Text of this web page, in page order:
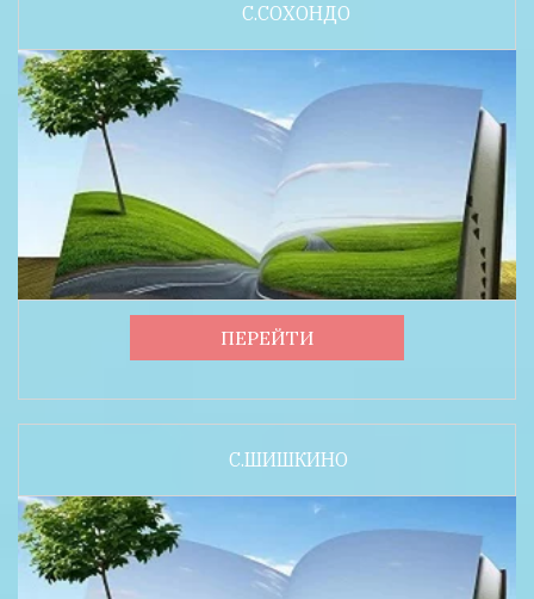
С.СОХОНДО
ПЕРЕЙТИ
С.ШИШКИНО